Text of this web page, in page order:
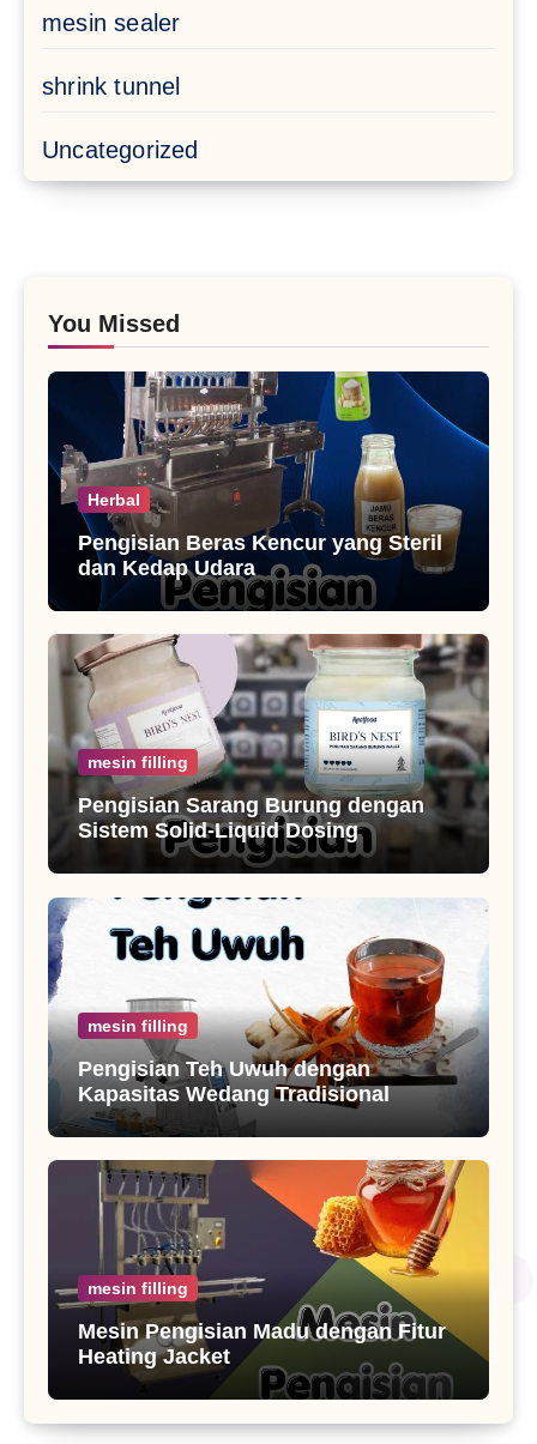
mesin sealer
shrink tunnel
Uncategorized
You Missed
Herbal
Pengisian Beras Kencur yang Steril
dan Kedap Udara
mesin filling
Pengisian Sarang Burung dengan
Sistem Solid-Liquid Dosing
mesin filling
Pengisian Teh Uwuh dengan
Kapasitas Wedang Tradisional
mesin filling
Mesin Pengisian Madu dengan Fitur
Heating Jacket